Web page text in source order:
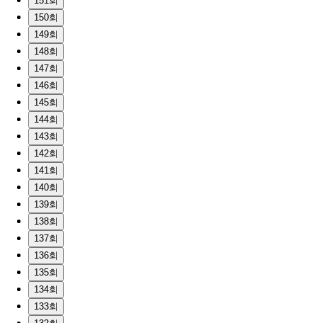
150회
149회
148회
147회
146회
145회
144회
143회
142회
141회
140회
139회
138회
137회
136회
135회
134회
133회